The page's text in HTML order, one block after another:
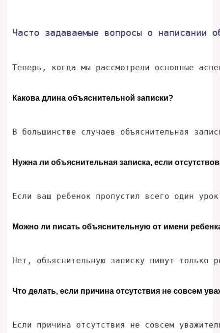
Часто задаваемые вопросы о написании
Теперь, когда мы рассмотрели основные
Какова длина объяснительной записки?
В большинстве случаев объяснительная
Нужна ли объяснительная записка, если
Если ваш ребенок пропустил всего один
Можно ли писать объяснительную от имени
Нет, объяснительную записку пишут только
Что делать, если причина отсутствия не совсем
Если причина отсутствия не совсем